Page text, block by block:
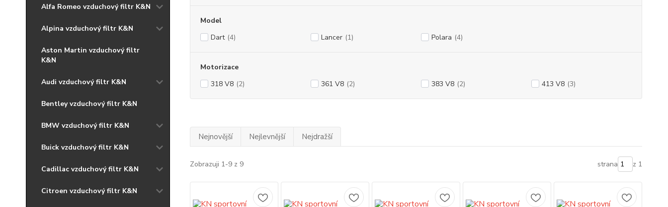
Alfa Romeo vzduchový filtr K&N
Alpina vzduchový filtr K&N
Aston Martin vzduchový filtr
K&N
Audi vzduchový filtr K&N
Bentley vzduchový filtr K&N
BMW vzduchový filtr K&N
Buick vzduchový filtr K&N
Cadillac vzduchový filtr K&N
Citroen vzduchový filtr K&N
Model
Dart (4) Lancer (1) Polara (4)
Motorizace
318 V8 (2) 361 V8 (2) 383 V8 (2) 413 V8 (3)
Nejnovější Nejlevnější Nejdražší
Zobrazuji 1-9 z 9 strana z 1